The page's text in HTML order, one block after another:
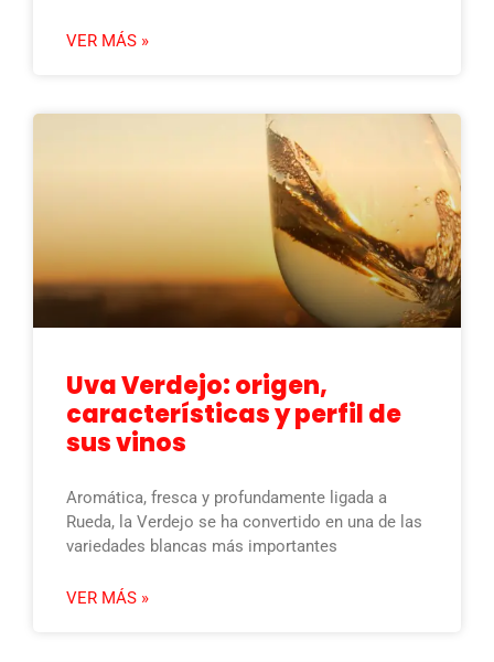
VER MÁS »
Uva Verdejo: origen,
características y perfil de
sus vinos
Aromática, fresca y profundamente ligada a
Rueda, la Verdejo se ha convertido en una de las
variedades blancas más importantes
VER MÁS »